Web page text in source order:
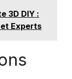
3D DIY :
Experts